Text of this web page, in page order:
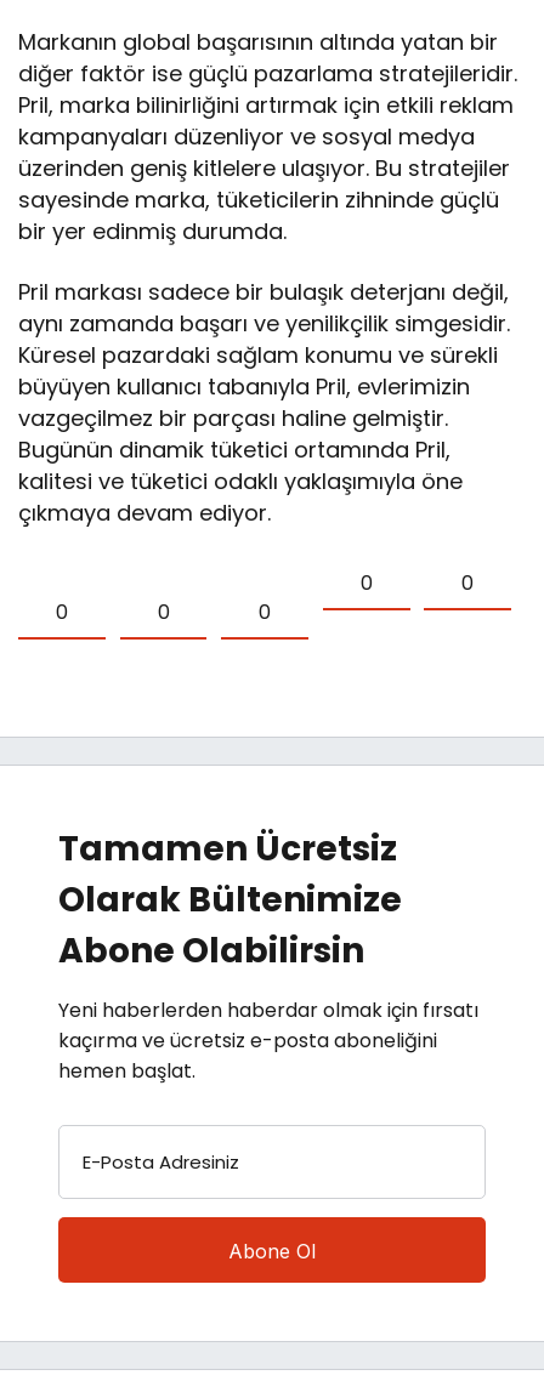
Markanın global başarısının altında yatan bir
diğer faktör ise güçlü pazarlama stratejileridir.
Pril, marka bilinirliğini artırmak için etkili reklam
kampanyaları düzenliyor ve sosyal medya
üzerinden geniş kitlelere ulaşıyor. Bu stratejiler
sayesinde marka, tüketicilerin zihninde güçlü
bir yer edinmiş durumda.
Pril markası sadece bir bulaşık deterjanı değil,
aynı zamanda başarı ve yenilikçilik simgesidir.
Küresel pazardaki sağlam konumu ve sürekli
büyüyen kullanıcı tabanıyla Pril, evlerimizin
vazgeçilmez bir parçası haline gelmiştir.
Bugünün dinamik tüketici ortamında Pril,
kalitesi ve tüketici odaklı yaklaşımıyla öne
çıkmaya devam ediyor.
0 0 0
0 0
Tamamen Ücretsiz
Olarak Bültenimize
Abone Olabilirsin
Yeni haberlerden haberdar olmak için fırsatı
kaçırma ve ücretsiz e-posta aboneliğini
hemen başlat.
E-Posta Adresiniz